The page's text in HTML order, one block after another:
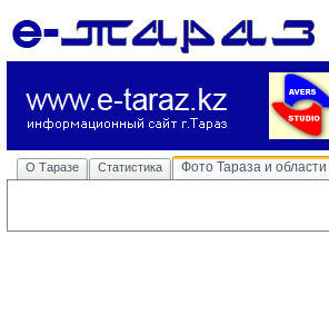
О Таразе Статистика Фото Тараза и области